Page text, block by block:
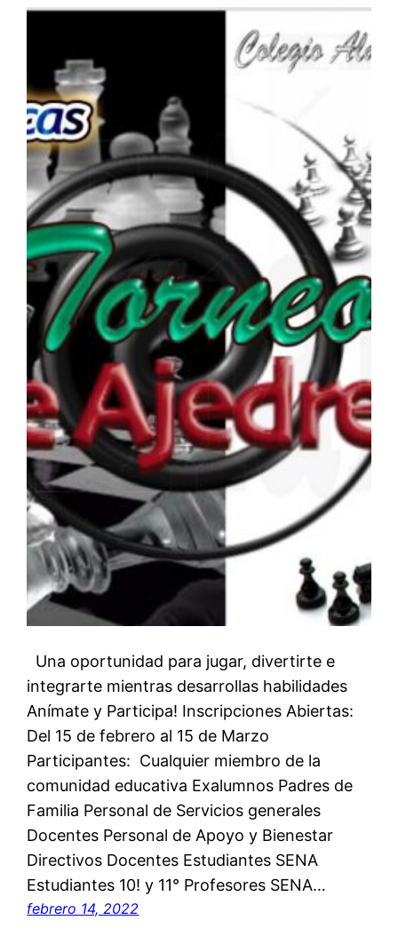
Una oportunidad para jugar, divertirte e
integrarte mientras desarrollas habilidades
Anímate y Participa! Inscripciones Abiertas:
Del 15 de febrero al 15 de Marzo
Participantes: Cualquier miembro de la
comunidad educativa Exalumnos Padres de
Familia Personal de Servicios generales
Docentes Personal de Apoyo y Bienestar
Directivos Docentes Estudiantes SENA
Estudiantes 10! y 11° Profesores SENA…
febrero 14, 2022